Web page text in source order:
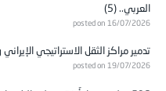
العربي.. (5)
posted on 16/07/2026
تدمير مراكز الثقل الاستراتيجي
posted on 19/07/2026